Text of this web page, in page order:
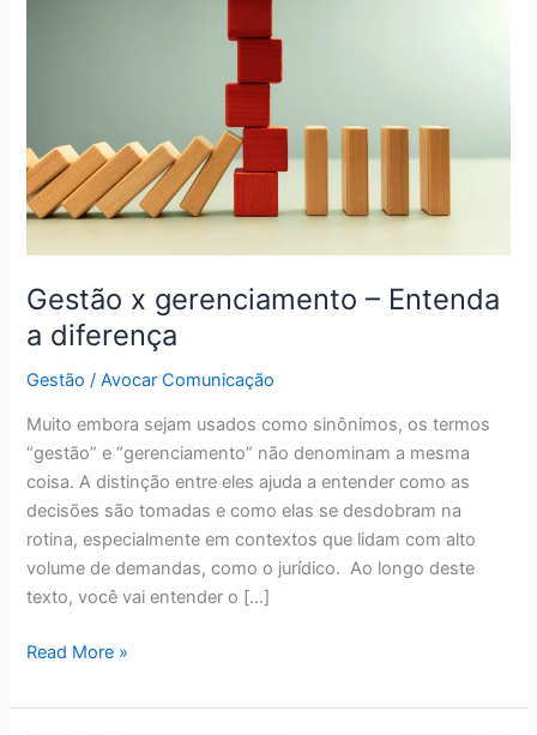
Gestão x gerenciamento – Entenda
a diferença
Gestão /Avocar Comunicação
Muito embora sejam usados como sinônimos, os termos
“gestão” e “gerenciamento” não denominam a mesma
coisa. A distinção entre eles ajuda a entender como as
decisões são tomadas e como elas se desdobram na
rotina, especialmente em contextos que lidam com alto
volume de demandas, como o jurídico. Ao longo deste
texto, você vai entender o […]
Read More »